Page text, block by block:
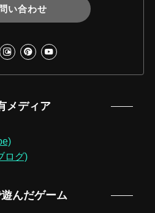
い合わせ
メディア
ログ)
んだゲーム